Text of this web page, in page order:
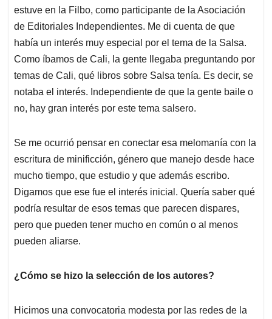
estuve en la Filbo, como participante de la Asociación
de Editoriales Independientes. Me di cuenta de que
había un interés muy especial por el tema de la Salsa.
Como íbamos de Cali, la gente llegaba preguntando por
temas de Cali, qué libros sobre Salsa tenía. Es decir, se
notaba el interés. Independiente de que la gente baile o
no, hay gran interés por este tema salsero.
Se me ocurrió pensar en conectar esa melomanía con la
escritura de minificción, género que manejo desde hace
mucho tiempo, que estudio y que además escribo.
Digamos que ese fue el interés inicial. Quería saber qué
podría resultar de esos temas que parecen dispares,
pero que pueden tener mucho en común o al menos
pueden aliarse.
¿Cómo se hizo la selección de los autores?
Hicimos una convocatoria modesta por las redes de la